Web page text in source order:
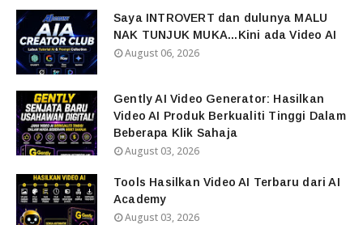
Saya INTROVERT dan dulunya MALU
NAK TUNJUK MUKA...Kini ada Video AI
August 06, 2026
Gently AI Video Generator: Hasilkan
Video AI Produk Berkualiti Tinggi Dalam
Beberapa Klik Sahaja
August 03, 2026
Tools Hasilkan Video AI Terbaru dari AI
Academy
August 03, 2026